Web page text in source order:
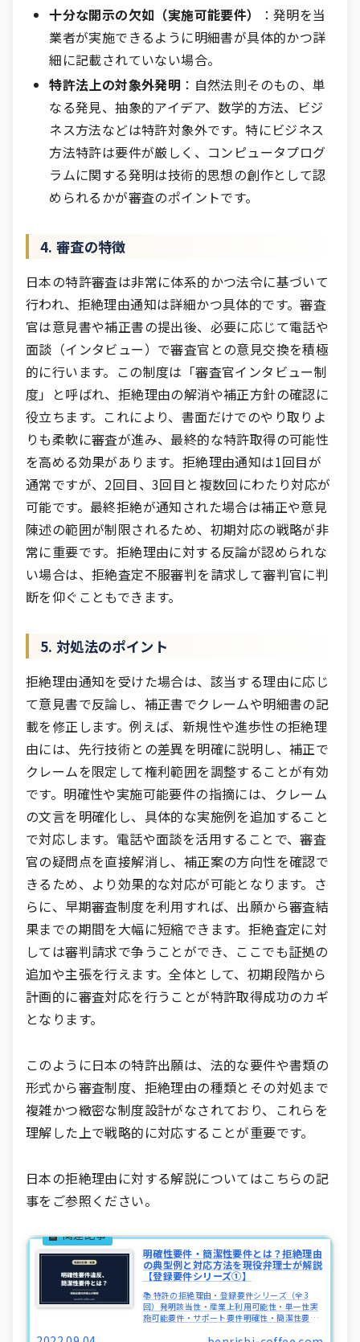
十分な開示の欠如（実施可能要件）
：発明を当
業者が実施できるように明細書が具体的かつ詳
細に記載されていない場合。
特許法上の対象外発明 ：自然法則そのもの、単
なる発見、抽象的アイデア、数学的方法、ビジ
ネス方法などは特許対象外です。特にビジネス
方法特許は要件が厳しく、コンピュータプログ
ラムに関する発明は技術的思想の創作として認
められるかが審査のポイントです。
4. 審査の特徴
日本の特許審査は非常に体系的かつ法令に基づいて
行われ、拒絶理由通知は詳細かつ具体的です。審査
官は意見書や補正書の提出後、必要に応じて電話や
面談（インタビュー）で審査官との意見交換を積極
的に行います。この制度は「審査官インタビュー制
度」と呼ばれ、拒絶理由の解消や補正方針の確認に
役立ちます。これにより、書面だけでのやり取りよ
りも柔軟に審査が進み、最終的な特許取得の可能性
を高める効果があります。拒絶理由通知は1回目が
通常ですが、2回目、3回目と複数回にわたり対応が
可能です。最終拒絶が通知された場合は補正や意見
陳述の範囲が制限されるため、初期対応の戦略が非
常に重要です。拒絶理由に対する反論が認められな
い場合は、拒絶査定不服審判を請求して審判官に判
断を仰ぐこともできます。
5. 対処法のポイント
拒絶理由通知を受けた場合は、該当する理由に応じ
て意見書で反論し、補正書でクレームや明細書の記
載を修正します。例えば、新規性や進歩性の拒絶理
由には、先行技術との差異を明確に説明し、補正で
クレームを限定して権利範囲を調整することが有効
です。明確性や実施可能要件の指摘には、クレーム
の文言を明確化し、具体的な実施例を追加すること
で対応します。電話や面談を活用することで、審査
官の疑問点を直接解消し、補正案の方向性を確認で
きるため、より効果的な対応が可能となります。さ
らに、早期審査制度を利用すれば、出願から審査結
果までの期間を大幅に短縮できます。拒絶査定に対
しては審判請求で争うことができ、ここでも証拠の
追加や主張を行えます。全体として、初期段階から
計画的に審査対応を行うことが特許取得成功のカギ
となります。
このように日本の特許出願は、法的な要件や書類の
形式から審査制度、拒絶理由の種類とその対処まで
複雑かつ緻密な制度設計がなされており、これらを
理解した上で戦略的に対応することが重要です。
日本の拒絶理由に対する解説についてはこちらの記
事をご参照ください。
明確性要件・簡潔性要件とは？拒絶理由
の典型例と対応方法を現役弁理士が解説
【登録要件シリーズ①】
📚 特許の拒絶理由・登録要件シリーズ（全3
回）発明該当性・産業上利用可能性・単一性実
施可能要件・サポート要件明確性・簡潔性要件